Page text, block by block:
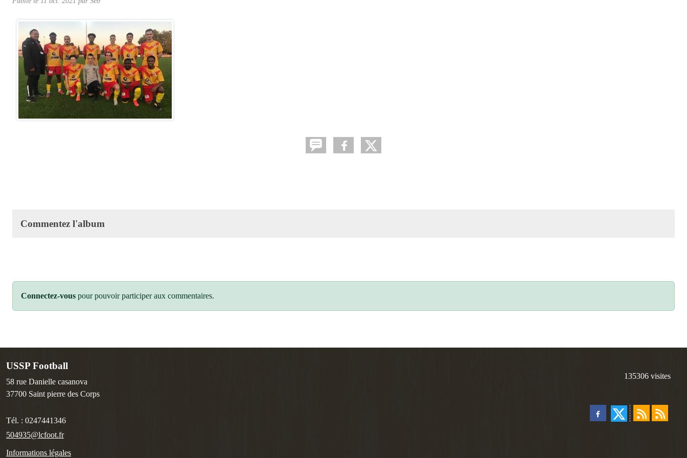
Commentez l'album
Connectez-vous pour pouvoir participer aux commentaires.
USSP Football
58 rue Danielle casanova
37700 Saint pierre des Corps
Tél. : 0247441346
504935@lcfoot.fr
Informations légales
135306 visites